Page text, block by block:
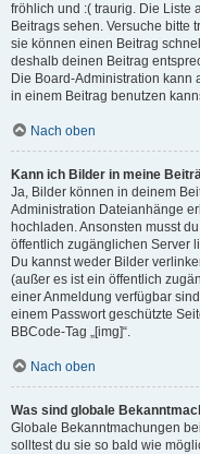
fröhlich und :( traurig. Die Liste
Beitrags sehen. Versuche bitte
sie können einen Beitrag
deshalb deinen Beitrag
Die Board-Administration kann
in einem Beitrag benutzen
Nach oben
Kann ich Bilder in meine
Ja, Bilder können in deinem
Administration Dateianhänge
hochladen. Ansonsten musst
öffentlich zugänglichen Server
Du kannst weder Bilder
(außer es ist ein öffentlich
einer Anmeldung verfügbar
einem Passwort geschützte
BBCode-Tag „[img]“.
Nach oben
Was sind globale
Globale Bekanntmachungen
solltest du sie so bald wie